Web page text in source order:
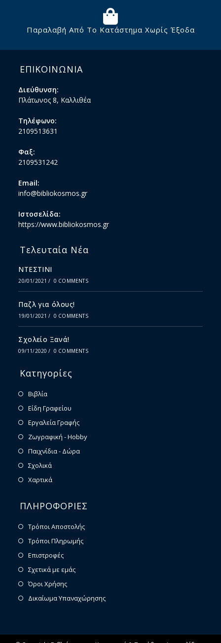
Παραλαβή Από Το Κατάστημα Χωρίς Έξοδα
ΕΠΙΚΟΙΝΩΝΙΑ
Διεύθυνση:
Πλάτωνος 8, Καλλιθέα
Τηλέφωνο:
2109513631
Φαξ:
2109531242
Email:
info@bibliokosmos.gr
Ιστοσελίδα:
https://www.bibliokosmos.gr
Τελευταία Νέα
ΝΤΕΣΤΙΝΙ
20/01/2021 / 0 COMMENTS
Παζλ για όλους!
19/01/2021 / 0 COMMENTS
Σχολείο Ξανά!
09/11/2020 / 0 COMMENTS
Κατηγορίες
Βιβλία
Είδη Γραφείου
Εργαλεία Γραφής
Ζωγραφική - Hobby
Παιχνίδια - Δώρα
Σχολικά
Χαρτικά
ΠΛΗΡΟΦΟΡΙΕΣ
Τρόποι Αποστολής
Τρόποι Πληρωμής
Επιστροφές
Σχετικά με εμάς
Όροι Χρήσης
Δικαίωμα Υπαναχώρησης